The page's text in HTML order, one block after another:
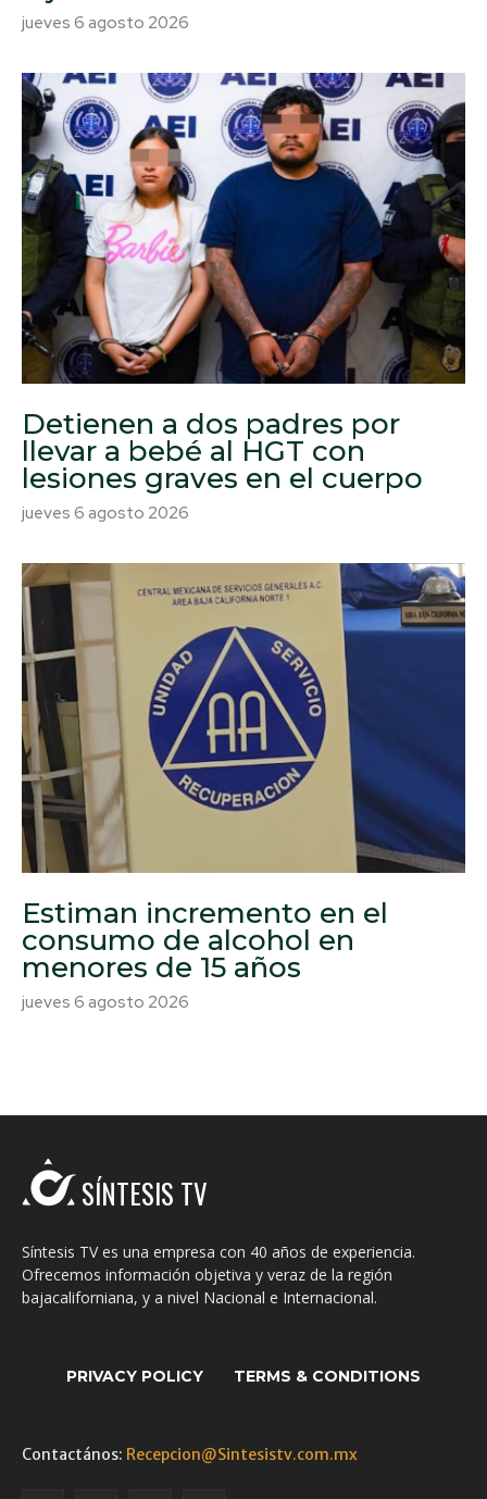
jueves 6 agosto 2026
Detienen a dos padres por
llevar a bebé al HGT con
lesiones graves en el cuerpo
jueves 6 agosto 2026
Estiman incremento en el
consumo de alcohol en
menores de 15 años
jueves 6 agosto 2026
SÍNTESIS TV
Síntesis TV es una empresa con 40 años de experiencia.
Ofrecemos información objetiva y veraz de la región
bajacaliforniana, y a nivel Nacional e Internacional.
PRIVACY POLICY TERMS & CONDITIONS
Contactános: Recepcion@Sintesistv.com.mx